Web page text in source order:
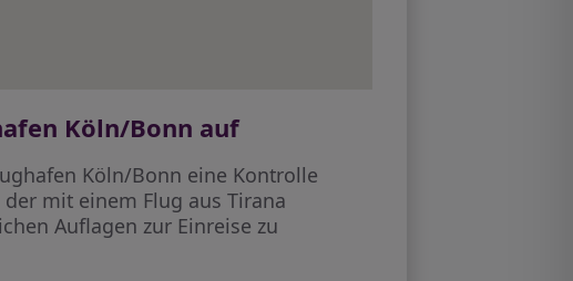
Köln/Bonn auf
Köln/Bonn eine Kontrolle
mit einem Flug aus Tirana
Auflagen zur Einreise zu